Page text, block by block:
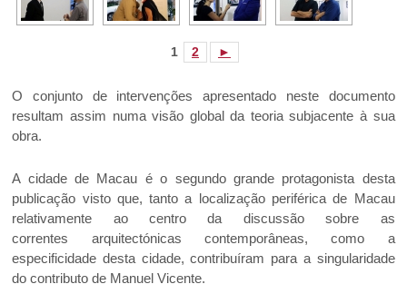
1 2 ►
O conjunto de intervenções apresentado neste documento
resultam assim numa visão global da teoria subjacente à sua
obra.
A cidade de Macau é o segundo grande protagonista desta
publicação visto que, tanto a localização periférica de Macau
relativamente ao centro da discussão sobre as
correntes arquitectónicas contemporâneas, como a
especificidade desta cidade, contribuíram para a singularidade
do contributo de Manuel Vicente.